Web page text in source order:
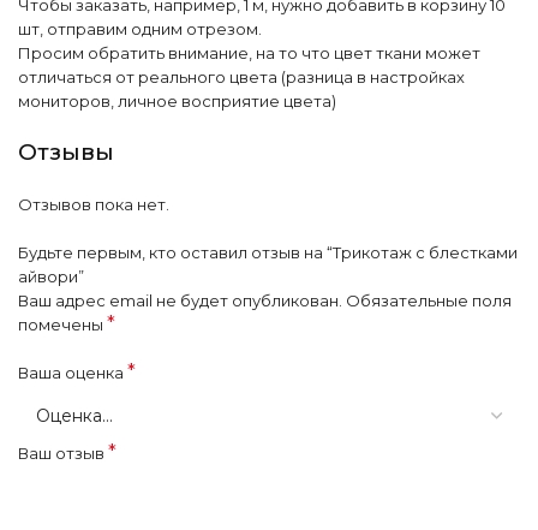
Чтобы заказать, например, 1 м, нужно добавить в корзину 10
шт, отправим одним отрезом.
Просим обратить внимание, на то что цвет ткани может
отличаться от реального цвета (разница в настройках
мониторов, личное восприятие цвета)
Отзывы
Отзывов пока нет.
Будьте первым, кто оставил отзыв на “Трикотаж с блестками
айвори”
Ваш адрес email не будет опубликован. Обязательные поля
помечены *
Ваша оценка *
Ваш отзыв *